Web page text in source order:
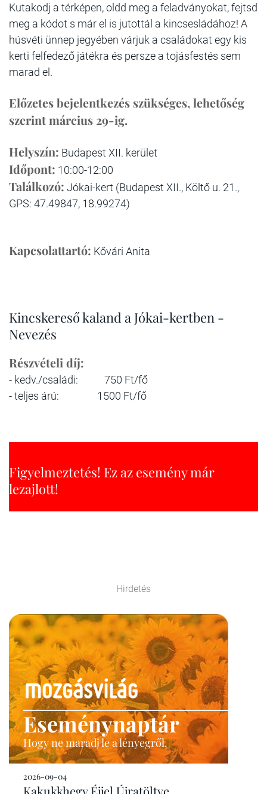
Kutakodj a térképen, oldd meg a feladványokat, fejtsd
meg a kódot s már el is jutottál a kincsesládához! A
húsvéti ünnep jegyében várjuk a családokat egy kis
kerti felfedező játékra és persze a tojásfestés sem
marad el.
Előzetes bejelentkezés szükséges, lehetőség
szerint március 29-ig.
Helyszín: Budapest XII. kerület
Időpont: 10:00-12:00
Találkozó: Jókai-kert (Budapest XII., Költő u. 21.,
GPS: 47.49847, 18.99274)
Kapcsolattartó: Kővári Anita
Kincskereső kaland a Jókai-kertben -
Nevezés
Részvételi díj:
- kedv./családi: 750 Ft/fő
- teljes árú: 1500 Ft/fő
Figyelmeztetés! Ez az esemény már
lezajlott!
Hirdetés
Eseménynaptár
Hogy ne maradj le a lényegről.
2026-09-04
Kakukkhegy Éjjel Újratöltve